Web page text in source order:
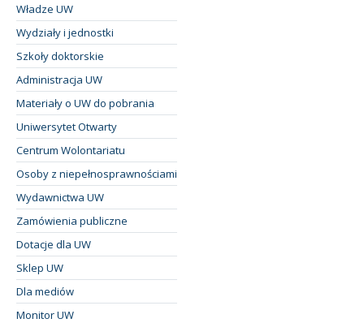
Władze UW
Wydziały i jednostki
Szkoły doktorskie
Administracja UW
Materiały o UW do pobrania
Uniwersytet Otwarty
Centrum Wolontariatu
Osoby z niepełnosprawnościami
Wydawnictwa UW
Zamówienia publiczne
Dotacje dla UW
Sklep UW
Dla mediów
Monitor UW